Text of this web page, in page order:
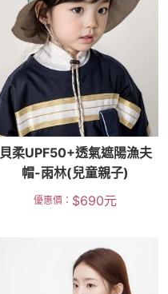
貝柔UPF50+透氣遮陽漁夫
帽-雨林(兒童親子)
優惠價： $690元